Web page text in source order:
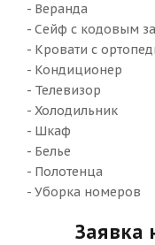
- Веранда
- Сейф с кодовым
- Кровати с
- Кондиционер
- Телевизор
- Холодильник
- Шкаф
- Белье
- Полотенца
- Уборка номеров
Заявка